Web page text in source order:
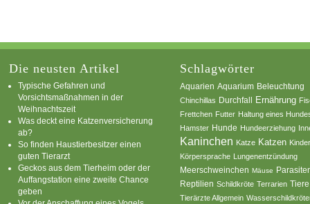
Die neusten Artikel
Typische Gefahren und
Vorsichtsmaßnahmen in der
Weihnachtszeit
Was deckt eine Katzenversicherung
ab?
So finden Haustierbesitzer einen
guten Tierarzt
Geckos aus dem Tierheim oder der
Auffangstation eine zweite Chance
geben
Schlagwörter
Aquarien Aquarium Beleuchtung
Chinchillas Durchfall Ernährung
Frettchen Futter Haltung eines
Hamster Hunde Hundeerziehung
Kaninchen Katze Katzen
Körpersprache Lungenentzündung
Meerschweinchen Mäuse
Reptilien Schildkröte Terrarien Tiere
Tierärzte Allgemein